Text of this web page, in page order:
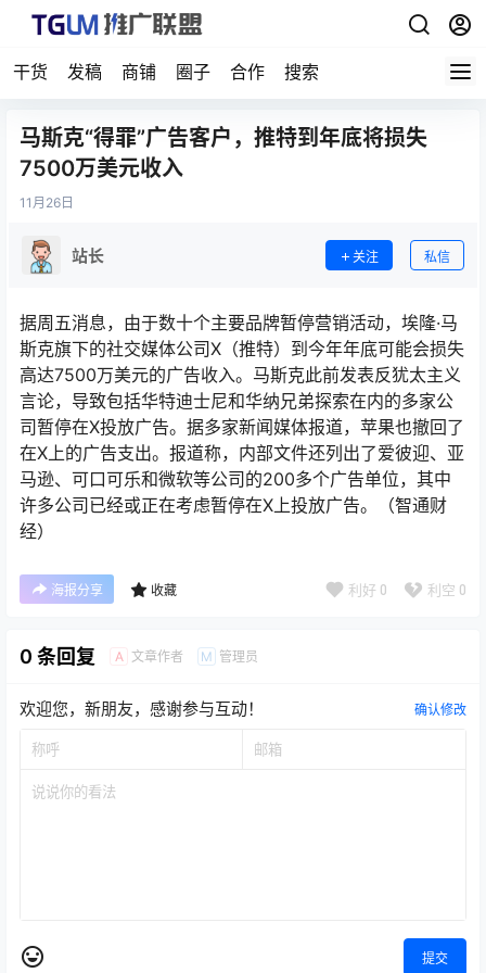
干货 发稿 商铺 圈子 合作 搜索
马斯克“得罪”广告客户，推特到年底将损失
7500万美元收入
11月 26日
站长 关注 私信
据周五消息，由于数十个主要品牌暂停营销活动，埃隆·马
斯克旗下的社交媒体公司X（推特）到今年年底可能会损失
高达7500万美元的广告收入。马斯克此前发表反犹太主义
言论，导致包括华特迪士尼和华纳兄弟探索在内的多家公
司暂停在X投放广告。据多家新闻媒体报道，苹果也撤回了
在X上的广告支出。报道称，内部文件还列出了爱彼迎、亚
马逊、可口可乐和微软等公司的200多个广告单位，其中
许多公司已经或正在考虑暂停在X上投放广告。（智通财
经）
海报分享 收藏 利好 0 利空 0
0 条回复 A 文章作者 M 管理员
欢迎您，新朋友，感谢参与互动！ 确认修改
提交